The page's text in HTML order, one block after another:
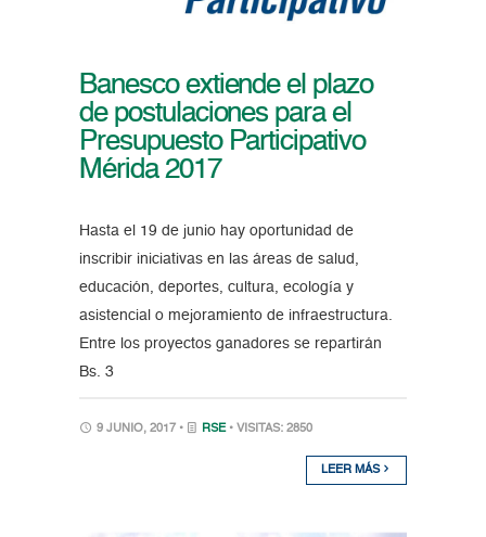
Banesco extiende el plazo
de postulaciones para el
Presupuesto Participativo
Mérida 2017
Hasta el 19 de junio hay oportunidad de
inscribir iniciativas en las áreas de salud,
educación, deportes, cultura, ecología y
asistencial o mejoramiento de infraestructura.
Entre los proyectos ganadores se repartirán
Bs. 3
9 JUNIO, 2017 • RSE • VISITAS: 2850
LEER MÁS